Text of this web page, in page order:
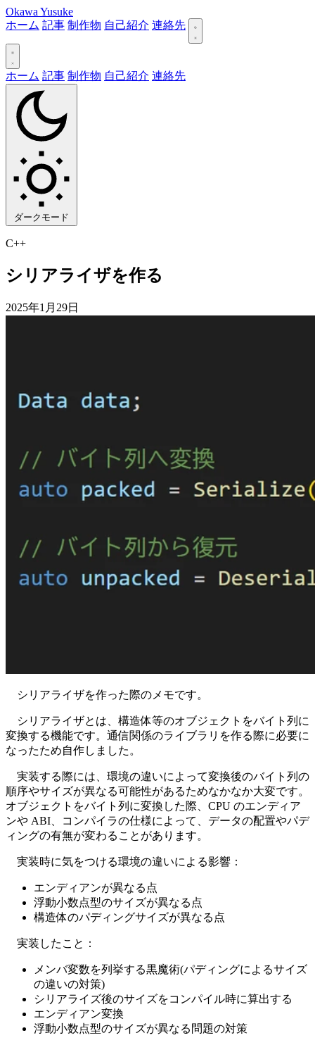
Okawa Yusuke
ホーム 記事 制作物 自己紹介 連絡先
ホーム 記事 制作物 自己紹介 連絡先
ダークモード
C++
シリアライザを作る
2025年1月29日
シリアライザを作った際のメモです。
シリアライザとは、構造体等のオブジェクトをバイト列に
変換する機能です。通信関係のライブラリを作る際に必要に
なったため自作しました。
実装する際には、環境の違いによって変換後のバイト列の
順序やサイズが異なる可能性があるためなかなか大変です。
オブジェクトをバイト列に変換した際、CPU のエンディア
ンや ABI、コンパイラの仕様によって、データの配置やパデ
ィングの有無が変わることがあります。
実装時に気をつける環境の違いによる影響：
エンディアンが異なる点
浮動小数点型のサイズが異なる点
構造体のパディングサイズが異なる点
実装したこと：
メンバ変数を列挙する黒魔術(パディングによるサイズ
の違いの対策)
シリアライズ後のサイズをコンパイル時に算出する
エンディアン変換
浮動小数点型のサイズが異なる問題の対策